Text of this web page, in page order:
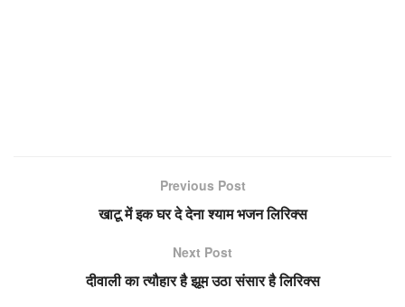
Previous Post
खाटू में इक घर दे देना श्याम भजन लिरिक्स
Next Post
दीवाली का त्यौहार है झूम उठा संसार है लिरिक्स